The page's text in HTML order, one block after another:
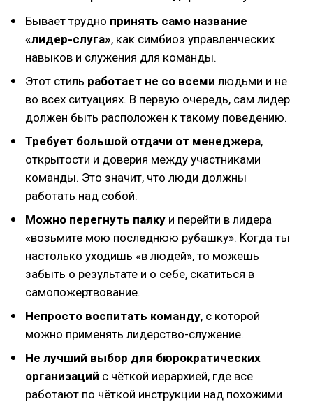
Бывает трудно принять само название
«лидер-слуга», как симбиоз управленческих
навыков и служения для команды.
Этот стиль работает не со всеми людьми и не
во всех ситуациях. В первую очередь, сам лидер
должен быть расположен к такому поведению.
Требует большой отдачи от менеджера,
открытости и доверия между участниками
команды. Это значит, что люди должны
работать над собой.
Можно перегнуть палку и перейти в лидера
«возьмите мою последнюю рубашку». Когда ты
настолько уходишь «в людей», то можешь
забыть о результате и о себе, скатиться в
самопожертвование.
Непросто воспитать команду, с которой
можно применять лидерство-служение.
Не лучший выбор для бюрократических
организаций с чёткой иерархией, где все
работают по чёткой инструкции над похожими